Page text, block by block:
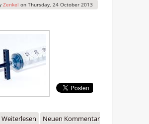
Zenkel on Thursday, 24 October 2013
Weiterlesenüber Neues Refill-
Neuen Kommentar